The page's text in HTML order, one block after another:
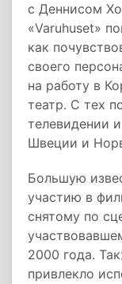
с Деннисом
«Varuhuset»
как
своего
на работу в
театр. С тех
телевидении
Швеции и
Большую
участию в
снятому по
2000 года.
привлекло